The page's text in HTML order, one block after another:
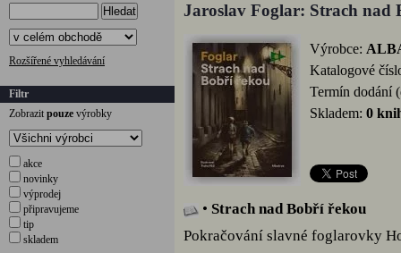
Hledat
Rozšířené vyhledávání
Filtr
Zobrazit pouze výrobky
akce
novinky
výprodej
připravujeme
tip
skladem
Jaroslav Foglar: Strach nad
Výrobce:
Katalogové
Termín dodání
Skladem: 0
• Strach nad Bobří řekou
Pokračování slavné foglarovky